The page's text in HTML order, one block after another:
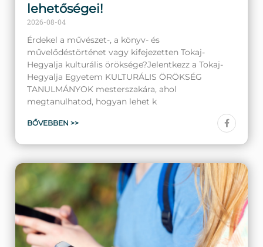
lehetőségei!
2026-08-04
Érdekel a művészet-, a könyv- és
művelődéstörténet vagy kifejezetten Tokaj-
Hegyalja kulturális öröksége?Jelentkezz a Tokaj-
Hegyalja Egyetem KULTURÁLIS ÖRÖKSÉG
TANULMÁNYOK mesterszakára, ahol
megtanulhatod, hogyan lehet k
BŐVEBBEN >>